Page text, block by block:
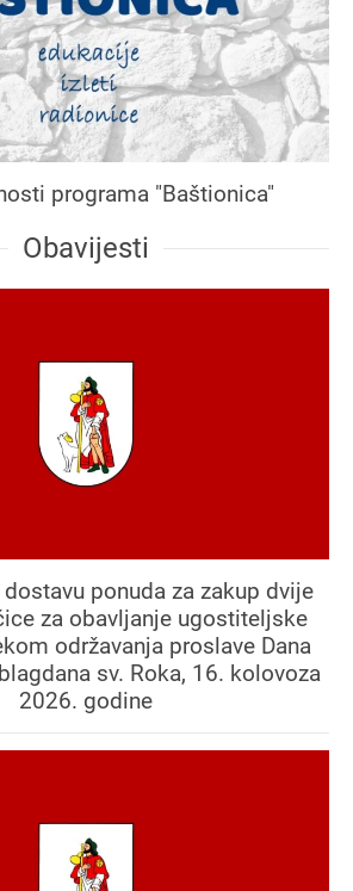
programa "Baštionica"
Obavijesti
ponuda za zakup dvije
za obavljanje ugostiteljske
održavanja proslave Dana
sv. Roka, 16. kolovoza
2026. godine